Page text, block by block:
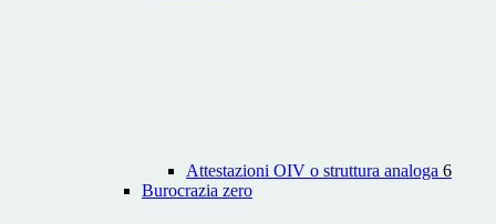
Attestazioni OIV o struttura analoga 6
Burocrazia zero